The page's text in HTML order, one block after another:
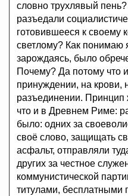
словно трухлявый
разъедали
готовившееся к своему
светлому? Как понимаю
зарождаясь, было
Почему? Да потому что
принуждении, на крови,
разъединении. Принцип
что и в Древнем Риме:
было: одних за
своё слово, защищать
асфальт, отправляли
других за честное
коммунистической
титулами, бесплатными